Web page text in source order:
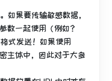
如果要传输敏感数据，
数一起使用（例如？
式发送！ 如果使用
主体中，因此对于大多